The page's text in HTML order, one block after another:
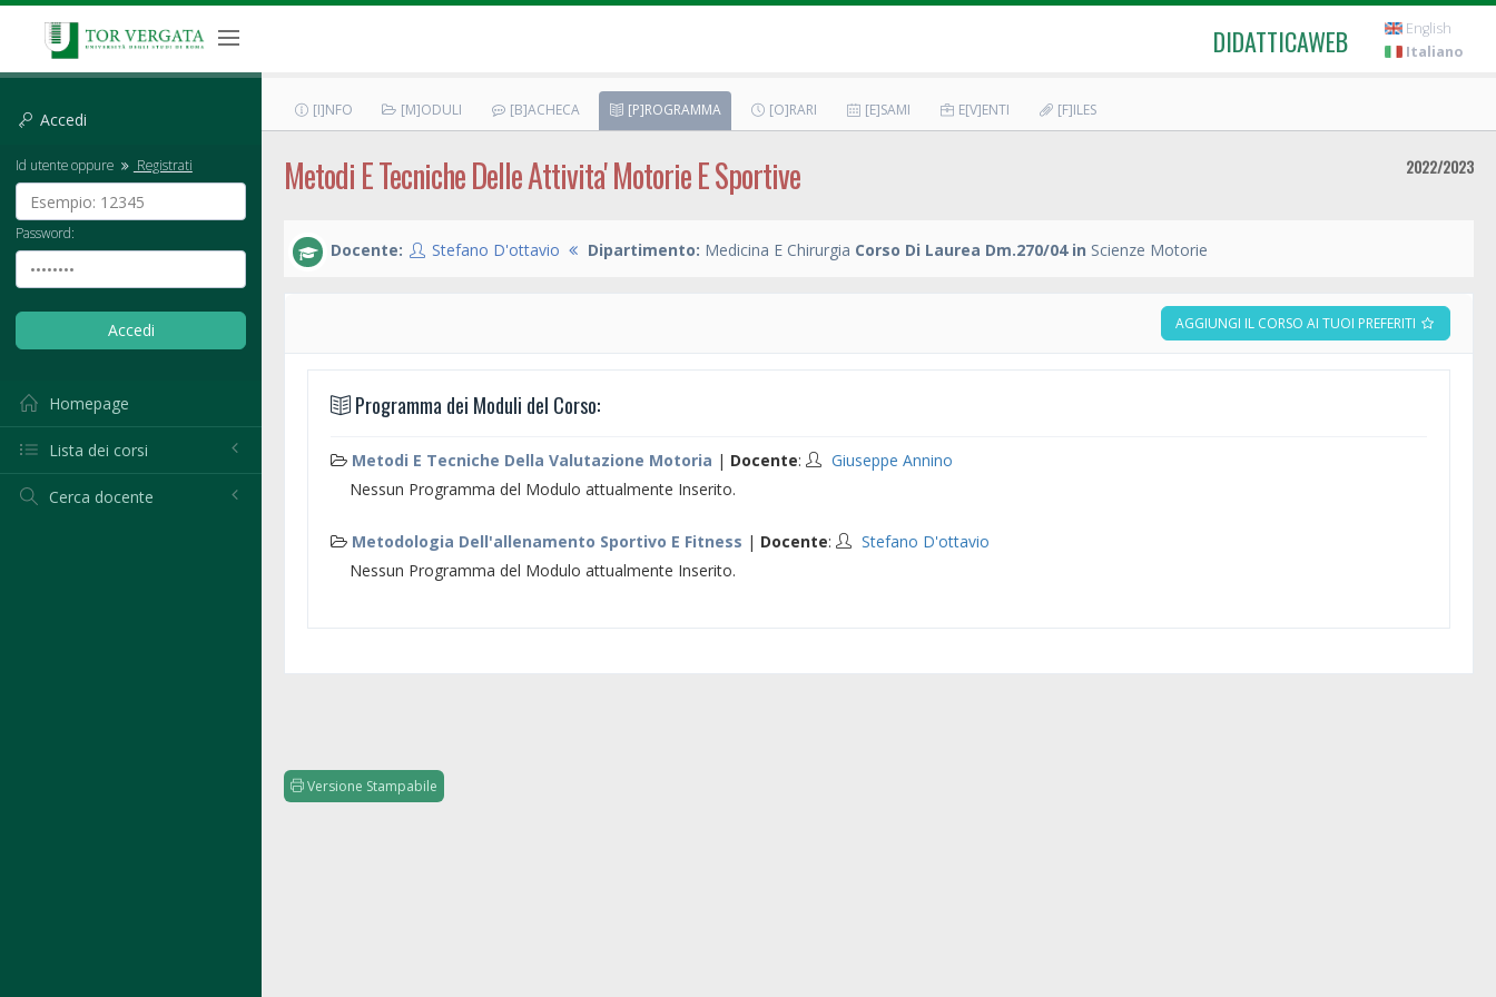
DIDATTICAWEB
English
Italiano
Accedi
Id utente oppure Registrati
Password:
Homepage
Lista dei corsi
Cerca docente
[I]NFO [M]ODULI [B]ACHECA [P]ROGRAMMA [O]RARI [E]SAMI E[V]ENTI [F]ILES
Metodi E Tecniche Delle Attivita' Motorie E Sportive 2022/2023
Docente: Stefano D'ottavio Dipartimento: Medicina E Chirurgia Corso Di Laurea Dm.270/04 in Scienze Motorie
AGGIUNGI IL CORSO AI TUOI PREFERITI
Programma dei Moduli del Corso:
Metodi E Tecniche Della Valutazione Motoria | Docente:
Giuseppe Annino
Nessun Programma del Modulo attualmente Inserito.
Metodologia Dell'allenamento Sportivo E Fitness | Docente:
Stefano D'ottavio
Nessun Programma del Modulo attualmente Inserito.
Versione Stampabile